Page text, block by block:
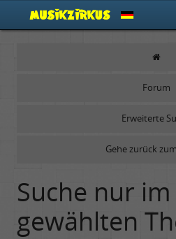
Forum
Erweiterte
Gehe zurück
Suche nur im
gewählten